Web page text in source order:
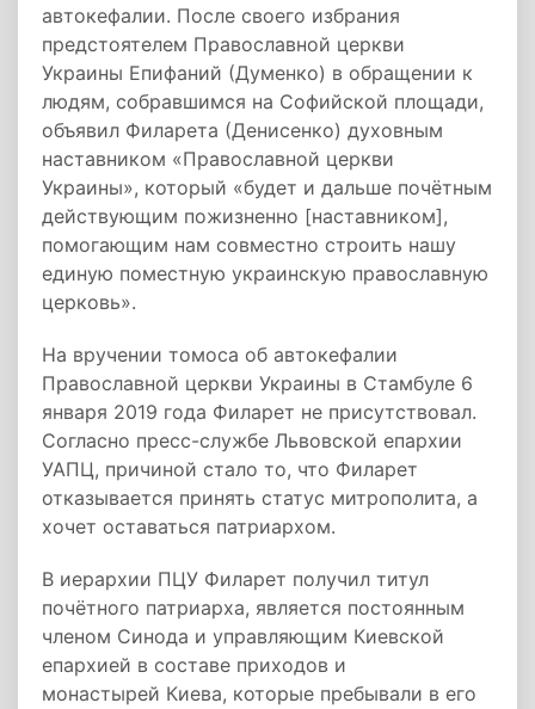
автокефалии. После своего избрания
предстоятелем Православной церкви
Украины Епифаний (Думенко) в обращении к
людям, собравшимся на Софийской площади,
объявил Филарета (Денисенко) духовным
наставником «Православной церкви
Украины», который «будет и дальше почётным
действующим пожизненно [наставником],
помогающим нам совместно строить нашу
единую поместную украинскую православную
церковь».
На вручении томоса об автокефалии
Православной церкви Украины в Стамбуле 6
января 2019 года Филарет не присутствовал.
Согласно пресс-службе Львовской епархии
УАПЦ, причиной стало то, что Филарет
отказывается принять статус митрополита, а
хочет оставаться патриархом.
В иерархии ПЦУ Филарет получил титул
почётного патриарха, является постоянным
членом Синода и управляющим Киевской
епархией в составе приходов и
монастырей Киева, которые пребывали в его